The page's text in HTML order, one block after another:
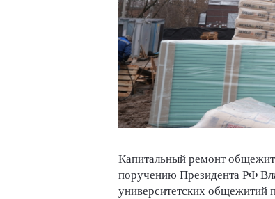
Капитальный ремонт
поручению Президента РФ
университетских общежитий